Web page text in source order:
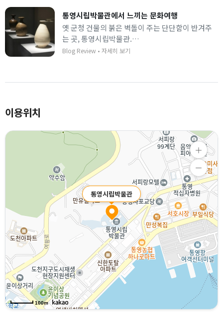
통영시립박물관에서 느끼는 문화여행
옛 군청 건물의 붉은 벽돌이 주는 단단함이 반겨주
는 곳, 통영시립박물관.
등록문화재 안에서 통영의 옛날 이야기를 읽다 보면
Blog Review • 자세히 보기
이용위치
통영시립박물관
100m